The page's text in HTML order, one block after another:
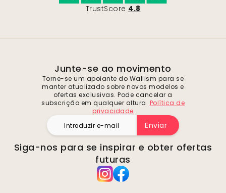
TrustScore 4.8
Junte-se ao movimento
Torne-se um apoiante do Wallism para se
manter atualizado sobre novos modelos e
ofertas exclusivas. Pode cancelar a
subscrição em qualquer altura. Política de
privacidade
Enviar
Siga-nos para se inspirar e obter ofertas
futuras